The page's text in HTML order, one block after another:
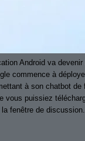
Android va
commence à
à son chatbot de
vous puissiez
fenêtre de discussion.